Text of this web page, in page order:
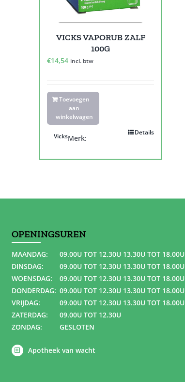
VICKS VAPORUB ZALF
100G
€14,54 incl. btw
Toevoegen
aan
winkelwagen
Details
Merk:
Vicks
OPENINGSUREN
MAANDAG:
09.00U TOT 12.30U 13.30U TOT 18.00U
DINSDAG:
09.00U TOT 12.30U 13.30U TOT 18.00U
WOENSDAG:
09.00U TOT 12.30U 13.30U TOT 18.00U
DONDERDAG: 09.00U TOT 12.30U 13.30U TOT 18.00U
VRIJDAG:
09.00U TOT 12.30U 13.30U TOT 18.00U
ZATERDAG:
09.00U TOT 12.30U
ZONDAG:
GESLOTEN
Apotheek van wacht